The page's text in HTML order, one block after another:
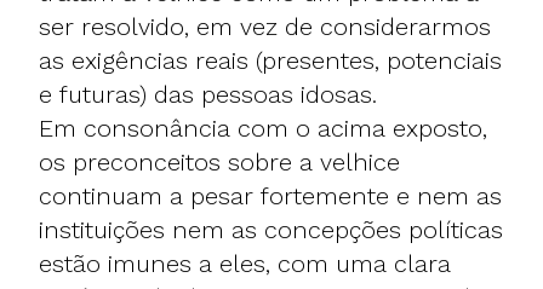
ser resolvido, em vez de considerarmos
as exigências reais (presentes, potenciais
e futuras) das pessoas idosas.
Em consonância com o acima exposto,
os preconceitos sobre a velhice
continuam a pesar fortemente e nem as
instituições nem as concepções políticas
estão imunes a eles, com uma clara